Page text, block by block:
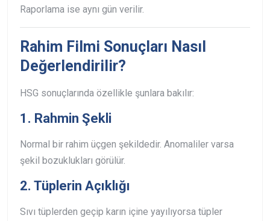
Raporlama ise aynı gün verilir.
Rahim Filmi Sonuçları Nasıl
Değerlendirilir?
HSG sonuçlarında özellikle şunlara bakılır:
1. Rahmin Şekli
Normal bir rahim üçgen şekildedir. Anomaliler varsa
şekil bozuklukları görülür.
2. Tüplerin Açıklığı
Sıvı tüplerden geçip karın içine yayılıyorsa tüpler